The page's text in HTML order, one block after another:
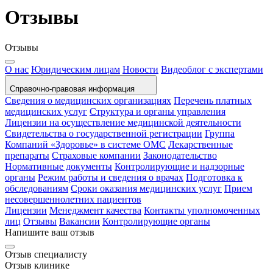
Отзывы
Отзывы
О нас Юридическим лицам Новости Видеоблог с экспертами
Справочно-правовая информация
Сведения о медицинских организациях Перечень платных
медицинских услуг Структура и органы управления
Лицензии на осуществление медицинской деятельности
Свидетельства о государственной регистрации Группа
Компаний «Здоровье» в системе ОМС Лекарственные
препараты Страховые компании Законодательство
Нормативные документы Контролирующие и надзорные
органы Режим работы и сведения о врачах Подготовка к
обследованиям Сроки оказания медицинских услуг Прием
несовершеннолетних пациентов
Лицензии Менеджмент качества Контакты уполномоченных
лиц Отзывы Вакансии Контролирующие органы
Напишите ваш отзыв
Отзыв специалисту
Отзыв клинике